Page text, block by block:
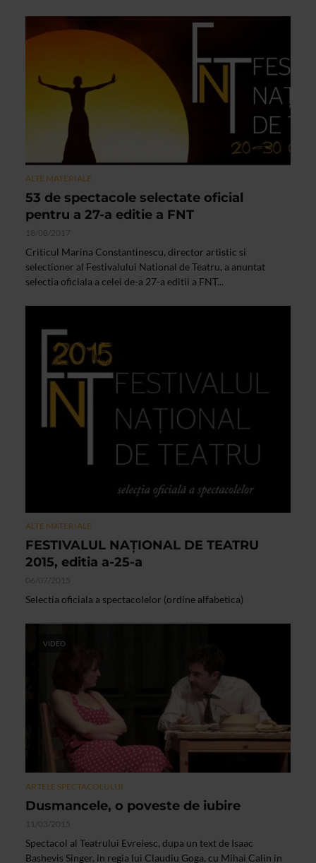
ALTE MATERIALE
53 de spectacole selectate oficial
pentru a 27-a editie a FNT
18/08/2017
Criticul Marina Constantinescu, director artistic si
selectioner al Festivalului National de Teatru, a anuntat
selectia oficiala a celei de-a 27-a editii a FNT...
ALTE MATERIALE
FESTIVALUL NAŢIONAL DE TEATRU
2015, editia a-25-a
06/07/2015
Selectia oficiala a spectacolelor (ordine alfabetica)
VIDEO
ARTELE SPECTACOLULUI
Dusmancele, o poveste de iubire
11/03/2015
Spectacol al Teatrului Evreiesc, dupa un text de Isaac
Bashevis Singer, in regia lui Claudiu Goga, cu Mihai Calin in